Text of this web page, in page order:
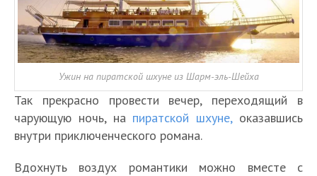
Ужин на пиратской шхуне из Шарм-эль-Шейха
Так прекрасно провести вечер, переходящий в
чарующую ночь, на пиратской шхуне,оказавшись
внутри приключенческого романа.
Вдохнуть воздух романтики можно вместе с